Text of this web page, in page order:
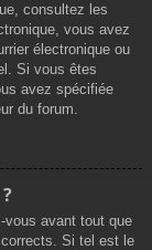
consultez les
vous avez
électronique ou
Si vous êtes
avez spécifiée
du forum.
vous avant tout que
Si tel est le